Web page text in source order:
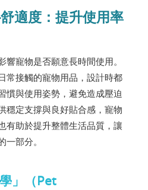
適度：提升使用率
寵物是否願意長時間使用。
常接觸的寵物用品，設計時都
慣與使用姿勢，避免造成壓迫
穩定支撐與良好貼合感，寵物
有助於提升整體生活品質，讓
部分。
」（Pet